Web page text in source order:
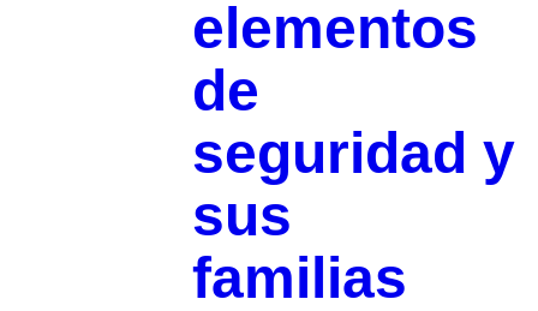
elementos
de
seguridad y
sus
familias